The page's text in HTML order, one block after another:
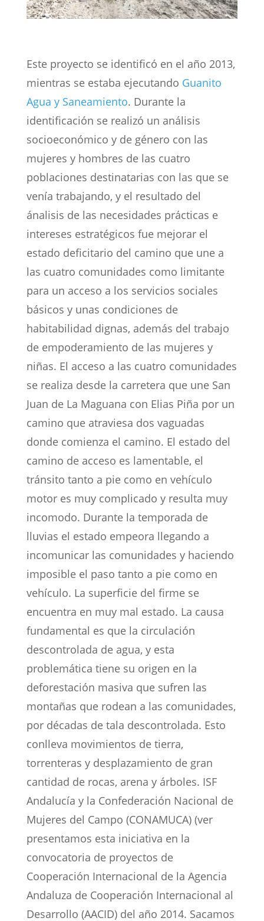
Este proyecto se identificó en el año 2013,
mientras se estaba ejecutando Guanito
Agua y Saneamiento. Durante la
identificación se realizó un análisis
socioeconómico y de género con las
mujeres y hombres de las cuatro
poblaciones destinatarias con las que se
venía trabajando, y el resultado del
ánalisis de las necesidades prácticas e
intereses estratégicos fue mejorar el
estado deficitario del camino que une a
las cuatro comunidades como limitante
para un acceso a los servicios sociales
básicos y unas condiciones de
habitabilidad dignas, además del trabajo
de empoderamiento de las mujeres y
niñas. El acceso a las cuatro comunidades
se realiza desde la carretera que une San
Juan de La Maguana con Elias Piña por un
camino que atraviesa dos vaguadas
donde comienza el camino. El estado del
camino de acceso es lamentable, el
tránsito tanto a pie como en vehículo
motor es muy complicado y resulta muy
incomodo. Durante la temporada de
lluvias el estado empeora llegando a
incomunicar las comunidades y haciendo
imposible el paso tanto a pie como en
vehículo. La superficie del firme se
encuentra en muy mal estado. La causa
fundamental es que la circulación
descontrolada de agua, y esta
problemática tiene su origen en la
deforestación masiva que sufren las
montañas que rodean a las comunidades,
por décadas de tala descontrolada. Esto
conlleva movimientos de tierra,
torrenteras y desplazamiento de gran
cantidad de rocas, arena y árboles. ISF
Andalucía y la Confederación Nacional de
Mujeres del Campo (CONAMUCA) (ver
presentamos esta iniciativa en la
convocatoria de proyectos de
Cooperación Internacional de la Agencia
Andaluza de Cooperación Internacional al
Desarrollo (AACID) del año 2014. Sacamos